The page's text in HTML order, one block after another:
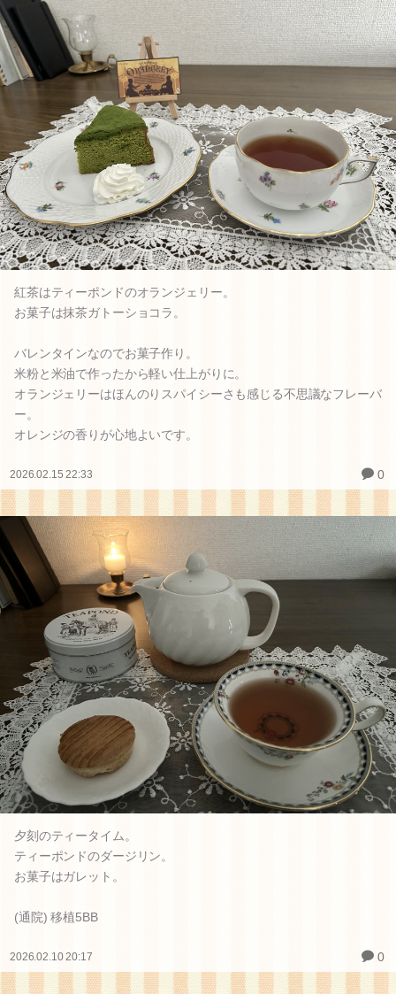
紅茶はティーポンドのオランジェリー。
お菓子は抹茶ガトーショコラ。
バレンタインなのでお菓子作り。
米粉と米油で作ったから軽い仕上がりに。
オランジェリーはほんのりスパイシーさも感じる不思議なフレーバ
ー。
オレンジの香りが心地よいです。
2026.02.15 22:33 0
夕刻のティータイム。
ティーポンドのダージリン。
お菓子はガレット。
(通院) 移植5BB
2026.02.10 20:17 0